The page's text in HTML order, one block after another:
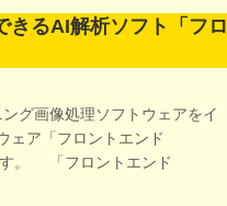
きるAI解析ソフト「フロ
グ画像処理ソフトウェアをイ
ェア「フロントエンド
す。 「フロントエンド